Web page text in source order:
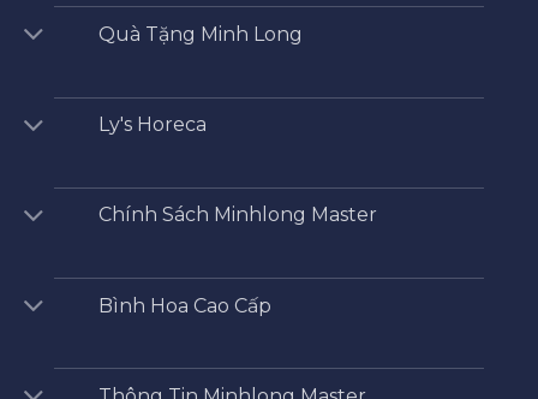
Quà Tặng Minh Long
Ly's Horeca
Chính Sách Minhlong Master
Bình Hoa Cao Cấp